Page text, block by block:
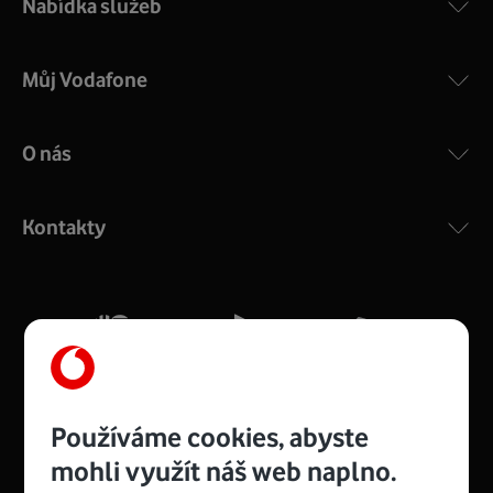
COMPAL CH7465VF
silný signál pro celou domácnost. Kompaktní rozměry 21
Více o COMPAL CH7465VF
Nabídka služeb
Můj Vodafone
O nás
Kontakty
Používáme cookies, abyste
mohli využít náš web naplno.